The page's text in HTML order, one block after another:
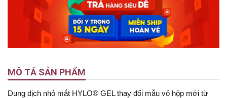
MÔ TẢ SẢN PHẨM
Dung dịch nhỏ mắt HYLO® GEL thay đổi mẫu vỏ hộp mới từ